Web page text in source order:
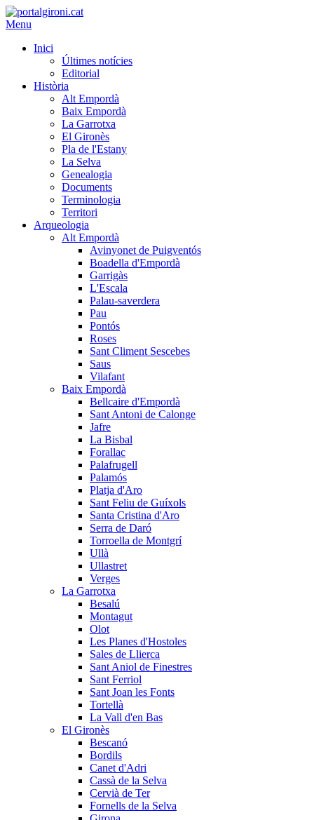
Menu
Inici
Últimes notícies
Editorial
Història
Alt Empordà
Baix Empordà
La Garrotxa
El Gironès
Pla de l'Estany
La Selva
Genealogia
Documents
Terminologia
Territori
Arqueologia
Alt Empordà
Avinyonet de Puigventós
Boadella d'Empordà
Garrigàs
L'Escala
Palau-saverdera
Pau
Pontós
Roses
Sant Climent Sescebes
Saus
Vilafant
Baix Empordà
Bellcaire d'Empordà
Sant Antoni de Calonge
Jafre
La Bisbal
Forallac
Palafrugell
Palamós
Platja d'Aro
Sant Feliu de Guíxols
Santa Cristina d'Aro
Serra de Daró
Torroella de Montgrí
Ullà
Ullastret
Verges
La Garrotxa
Besalú
Montagut
Olot
Les Planes d'Hostoles
Sales de Llierca
Sant Aniol de Finestres
Sant Ferriol
Sant Joan les Fonts
Tortellà
La Vall d'en Bas
El Gironès
Bescanó
Bordils
Canet d'Adri
Cassà de la Selva
Cervià de Ter
Fornells de la Selva